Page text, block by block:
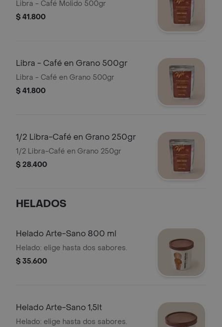
Libra - Café Molido 500gr
$ 41.800
Libra - Café en Grano 500gr
Libra - Café en Grano 500gr
$ 41.800
1/2 Libra-Café en Grano 250gr
1/2 Libra-Café en Grano 250gr
$ 28.400
HELADOS
Helado Arte-Sano 800 ml
Helado: elige hasta dos sabores.
$ 35.600
Helado Arte-Sano 1,5lt
Helado: elige hasta dos sabores.